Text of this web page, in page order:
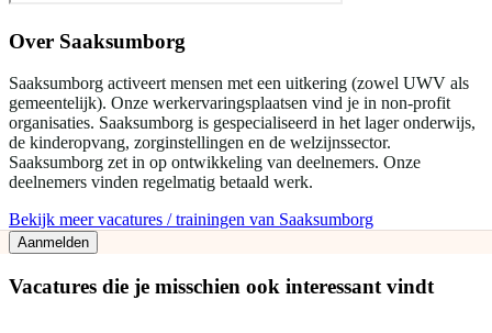
Over Saaksumborg
Saaksumborg activeert mensen met een uitkering (zowel UWV als
gemeentelijk). Onze werkervaringsplaatsen vind je in non-profit
organisaties. Saaksumborg is gespecialiseerd in het lager onderwijs,
de kinderopvang, zorginstellingen en de welzijnssector.
Saaksumborg zet in op ontwikkeling van deelnemers. Onze
deelnemers vinden regelmatig betaald werk.
Bekijk meer vacatures / trainingen van Saaksumborg
Aanmelden
Vacatures die je misschien ook interessant vindt